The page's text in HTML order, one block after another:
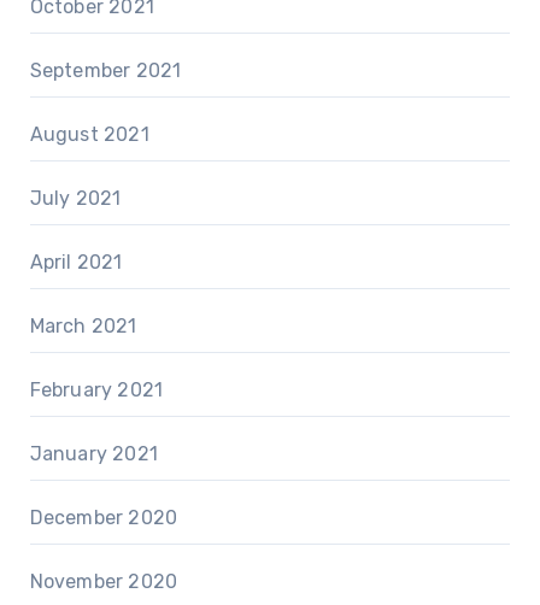
October 2021
September 2021
August 2021
July 2021
April 2021
March 2021
February 2021
January 2021
December 2020
November 2020